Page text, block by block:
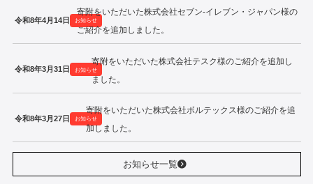
令和8年4月14日 お知らせ
寄附をいただいた株式会社セブン‐イレブン・ジャパン様の
ご紹介を追加しました。
令和8年3月31日 お知らせ
寄附をいただいた株式会社テスク様のご紹介を追加し
ました。
令和8年3月27日 お知らせ
寄附をいただいた株式会社ボルテックス様のご紹介を追
加しました。
お知らせ一覧